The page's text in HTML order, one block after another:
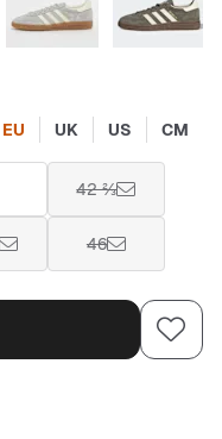
EU UK US CM
42 ⅔
46